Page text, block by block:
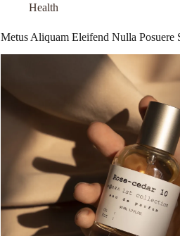
Health
Metus Aliquam Eleifend Nulla Posuere